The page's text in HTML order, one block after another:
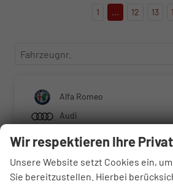
1 ... 12 13
Fahrzeugnr.
Alfa Romeo
Audi
BMW
Dacia
Wir respektieren Ihre
Unsere Website setzt Cookies ein,
Sie bereitzustellen. Hierbei